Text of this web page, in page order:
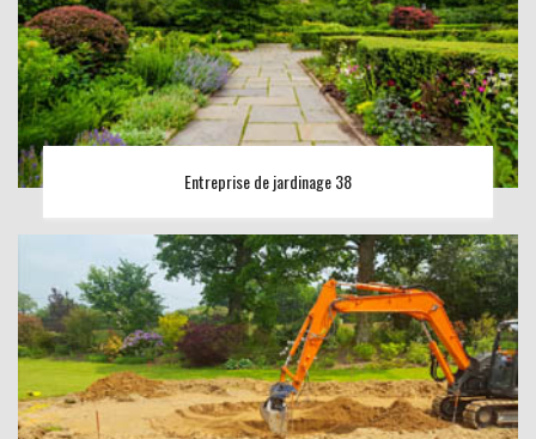
Entreprise de jardinage 38